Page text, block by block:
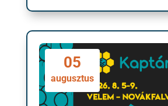
05
augusztus